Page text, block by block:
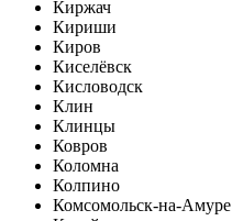
Киржач
Кириши
Киров
Киселёвск
Кисловодск
Клин
Клинцы
Ковров
Коломна
Колпино
Комсомольск-на-Амуре